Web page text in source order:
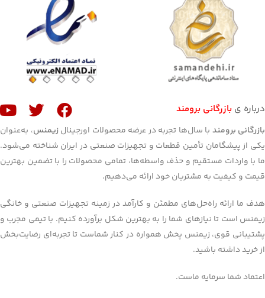
درباره ی بازرگانی برومند
بازرگانی برومند با سال‌ها تجربه در عرضه محصولات اورجینال زیمنس، به‌عنوان
یکی از پیشگامان تأمین قطعات و تجهیزات صنعتی در ایران شناخته می‌شود.
ما با واردات مستقیم و حذف واسطه‌ها، تمامی محصولات را با تضمین بهترین
قیمت و کیفیت به مشتریان خود ارائه می‌دهیم.
هدف ما ارائه راه‌حل‌های مطمئن و کارآمد در زمینه تجهیزات صنعتی و خانگی
زیمنس است تا نیازهای شما را به بهترین شکل برآورده کنیم. با تیمی مجرب و
پشتیبانی قوی، زیمنس پخش همواره در کنار شماست تا تجربه‌ای رضایت‌بخش
از خرید داشته باشید.
اعتماد شما سرمایه ماست.